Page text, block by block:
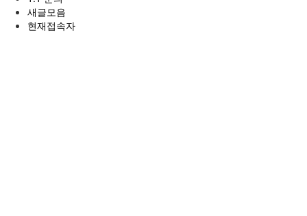
새글모음
현재접속자